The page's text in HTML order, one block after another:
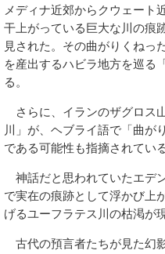
メディナ近郊からクウェート
干上がっている巨大な川の痕
見された。その曲がりくねっ
を産出するハビラ地方を巡る
る。
さらに、イランのザグロス
川」が、ヘブライ語で「曲が
である可能性も指摘されている
神話だと思われていたエデ
で実在の痕跡として浮かび上
げるユーフラテス川の枯渇が
古代の預言者たちが見た幻